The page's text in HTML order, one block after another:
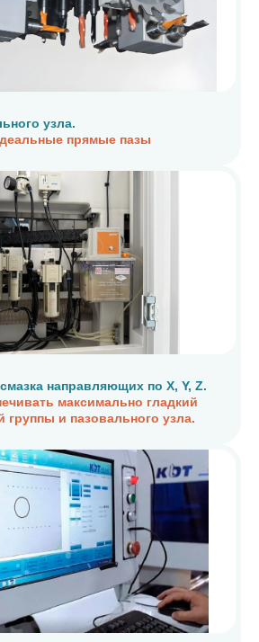
узла.
прямые пазы
направляющих по X, Y, Z.
максимально гладкий
группы и пазовального узла.